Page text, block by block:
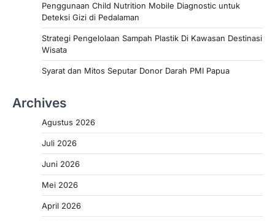
Penggunaan Child Nutrition Mobile Diagnostic untuk
Deteksi Gizi di Pedalaman
Strategi Pengelolaan Sampah Plastik Di Kawasan Destinasi
Wisata
Syarat dan Mitos Seputar Donor Darah PMI Papua
Archives
Agustus 2026
Juli 2026
Juni 2026
Mei 2026
April 2026